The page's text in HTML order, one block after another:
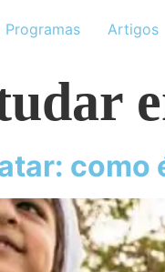
Programas Artigos
como